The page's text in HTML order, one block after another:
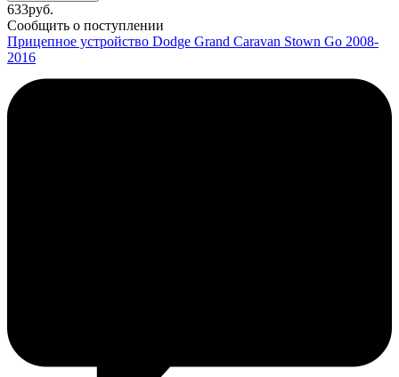
633руб.
Сообщить о поступлении
Прицепное устройство Dodge Grand Caravan Stown Go 2008-
2016